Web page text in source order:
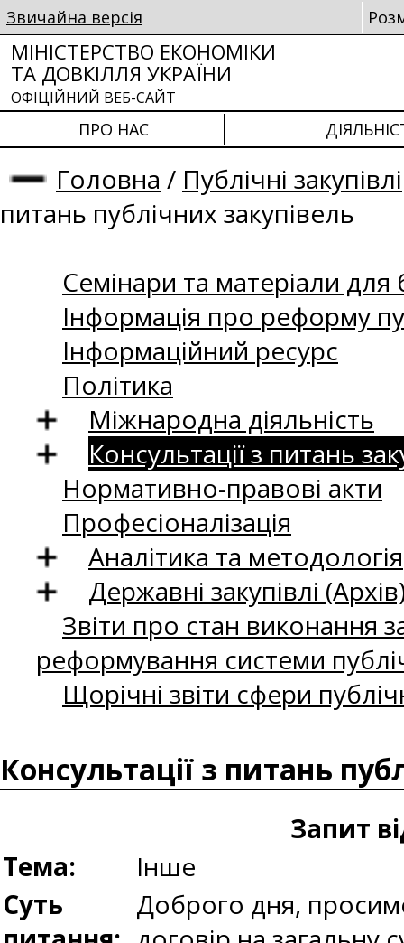
Звичайна версія
МІНІСТЕРСТВО ЕКОНОМІКИ
ТА ДОВКІЛЛЯ УКРАЇНИ
ОФІЦІЙНИЙ ВЕБ-САЙТ
ПРО НАС
Головна / Публічні закупівлі
питань публічних закупівель
Семінари та матеріали для
Інформація про реформу
Інформаційний ресурс
Політика
Міжнародна діяльність
Консультації з питань
Нормативно-правові акти
Професіоналізація
Аналітика та методологія
Державні закупівлі
Звіти про стан виконання
реформування системи
Щорічні звіти сфери
Консультації з питань
Запит
Тема:
Інше
Суть
Доброго дня,